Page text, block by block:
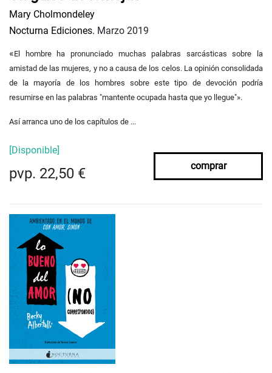
Mary Cholmondeley
Nocturna Ediciones. Marzo 2019
«El hombre ha pronunciado muchas palabras sarcásticas sobre la
amistad de las mujeres, y no a causa de los celos. La opinión consolidada
de la mayoría de los hombres sobre este tipo de devoción podría
resumirse en las palabras "mantente ocupada hasta que yo llegue"».
Así arranca uno de los capítulos de ...
[Disponible]
pvp. 22,50 € comprar